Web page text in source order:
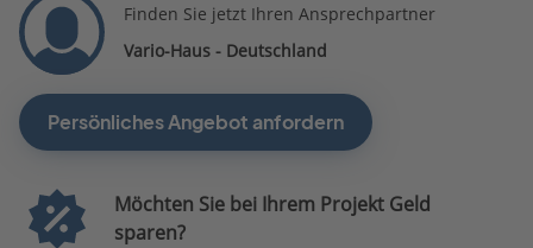
Finden Sie jetzt Ihren Ansprechpartner
Vario-Haus - Deutschland
Persönliches Angebot anfordern
Möchten Sie bei Ihrem Projekt Geld
sparen?